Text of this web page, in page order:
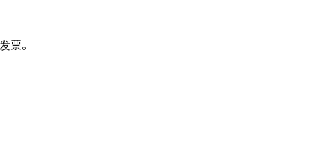
票。